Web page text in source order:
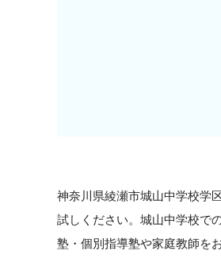
神奈川県綾瀬市城山中学校学
試しください。城山中学校で
塾・個別指導塾や家庭教師を